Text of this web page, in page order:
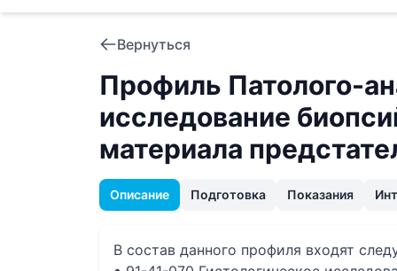
Вернуться
Профиль Патолого-
исследование
материала
Описание Подготовка Показания
В состав данного профиля входят